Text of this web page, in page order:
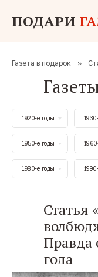
ПОДАРИ
Газета в подарок »
1920-е годы
1950-е годы
1980-е годы
Статья
Правда
года